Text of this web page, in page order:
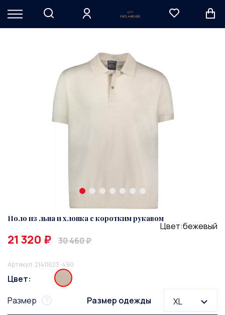
Артикул: 21411623-490
Поло из льна и хлопка с коротким рукавом
21 320 ₽ 30 460 ₽
Цвет:бежевый
Цвет:
Размер одежды
XL
Размер